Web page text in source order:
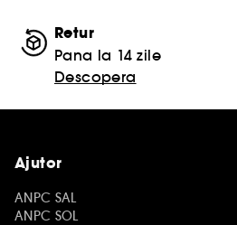
Retur
Pana la 14 zile
Descopera
Ajutor
ANPC SAL
ANPC SOL